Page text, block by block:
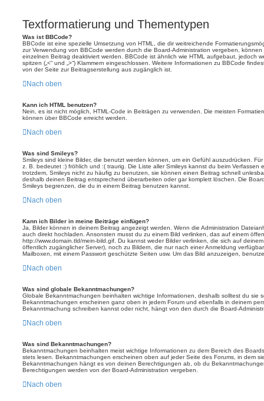
Textformatierung und Thementypen
Was ist BBCode?
BBCode ist eine spezielle Umsetzung von HTML, die dir weitreichende
zur Verwendung von BBCode werden durch die Board-Administration vergeben,
einzelnen Beitrag deaktiviert werden. BBCode ist ähnlich wie HTML aufgebaut, jedoch
spitzen („<“ und „>“) Klammern eingeschlossen. Weitere Informationen zu BBCode
von der Seite zur Beitragserstellung aus zugänglich ist.
Nach oben
Kann ich HTML benutzen?
Nein, es ist nicht möglich, HTML-Code in Beiträgen zu verwenden. Die meisten
können über BBCode erreicht werden.
Nach oben
Was sind Smileys?
Smileys sind kleine Bilder, die benutzt werden können, um ein Gefühl auszudrücken.
z. B. bedeutet :) fröhlich und :( traurig. Die Liste aller Smileys kannst du beim Verfassen
trotzdem, Smileys nicht zu häufig zu benutzen, sie können einen Beitrag schnell
deshalb deinen Beitrag entsprechend überarbeiten oder gar komplett löschen. Die
Smileys begrenzen, die du in einem Beitrag benutzen kannst.
Nach oben
Kann ich Bilder in meine Beiträge einfügen?
Ja, Bilder können in deinem Beitrag angezeigt werden. Wenn die Administration
auch direkt hochladen. Ansonsten musst du zu einem Bild verlinken, das auf einem
http://www.domain.tld/mein-bild.gif. Du kannst weder Bilder verlinken, die sich auf
öffentlich zugänglicher Server), noch zu Bildern, die nur nach einer Anmeldung
Mailboxen, mit einem Passwort geschützte Seiten usw. Um das Bild anzuzeigen,
Nach oben
Was sind globale Bekanntmachungen?
Globale Bekanntmachungen beinhalten wichtige Informationen, deshalb solltest du sie
Bekanntmachungen erscheinen ganz oben in jedem Forum und ebenfalls in deinem
Bekanntmachung schreiben kannst oder nicht, hängt von den durch die Board-
Nach oben
Was sind Bekanntmachungen?
Bekanntmachungen beinhalten meist wichtige Informationen zu dem Bereich des
stets lesen. Bekanntmachungen erscheinen oben auf jeder Seite des Forums, in dem
Bekanntmachungen hängt es von deinen Berechtigungen ab, ob du
Berechtigungen werden von der Board-Administration vergeben.
Nach oben